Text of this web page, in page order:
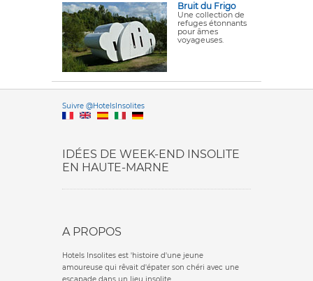
Bruit du Frigo
Une collection de
refuges étonnants
pour âmes
voyageuses.
Suivre @HotelsInsolitesVersione
IDÉES DE WEEK-END INSOLITE
EN HAUTE-MARNE
A PROPOS
Hotels Insolites est 'histoire d'une jeune
amoureuse qui rêvait d'épater son chéri avec une